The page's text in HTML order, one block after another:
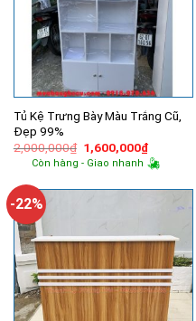
Tủ Kệ Trưng Bày Màu Trắng Cũ,
Đẹp 99%
2,000,000₫ Giá
gốc
là:
1,600,000₫Giá
hiện
tại
Còn hàng - Giao nhanh
-22%